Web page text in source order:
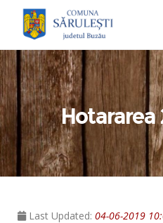
Hotararea
Last Updated: 04-06-2019